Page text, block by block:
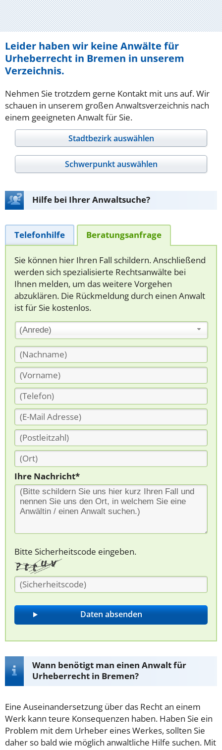
Leider haben wir keine Anwälte für
Urheberrecht in Bremen in unserem
Verzeichnis.
Nehmen Sie trotzdem gerne Kontakt mit uns auf. Wir
schauen in unserem großen Anwaltsverzeichnis nach
einem geeigneten Anwalt für Sie.
Stadtbezirk auswählen
Schwerpunkt auswählen
Hilfe bei Ihrer Anwaltsuche?
Telefonhilfe Beratungsanfrage
Sie können hier Ihren Fall schildern. Anschließend
werden sich spezialisierte Rechtsanwälte bei
Ihnen melden, um das weitere Vorgehen
abzuklären. Die Rückmeldung durch einen Anwalt
ist für Sie kostenlos.
(Anrede)
Ihre Nachricht*
Bitte Sicherheitscode eingeben.
Wann benötigt man einen Anwalt für
Urheberrecht in Bremen?
Eine Auseinandersetzung über das Recht an einem
Werk kann teure Konsequenzen haben. Haben Sie ein
Problem mit dem Urheber eines Werkes, sollten Sie
daher so bald wie möglich anwaltliche Hilfe suchen. Mit